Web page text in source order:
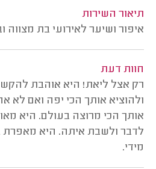
תיאור השירות
איפור ושיער לאירועי בת מצווה
חוות דעת
רק אצל ליאת! היא אוהבת
ולהוציא אותך הכי יפה ואם לא
אותך הכי מרוצה בעולם. היא
לדבר ולשבת איתה. היא מאפרת
מידי.